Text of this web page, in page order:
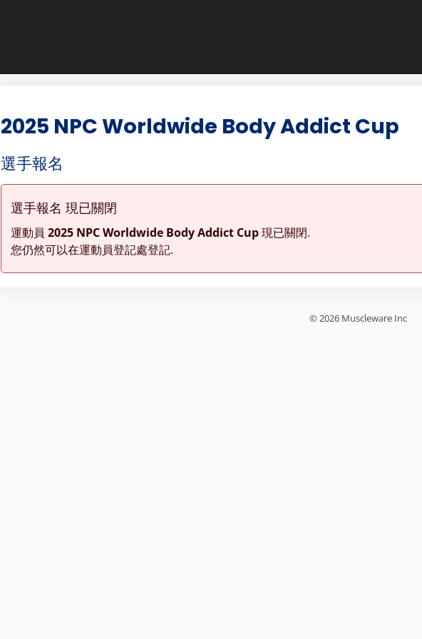
2025 NPC Worldwide Body Addict Cup
選手報名
選手報名 現已關閉
運動員 2025 NPC Worldwide Body Addict Cup現已關閉.
您仍然可以在運動員登記處登記.
© 2026 Muscleware Inc